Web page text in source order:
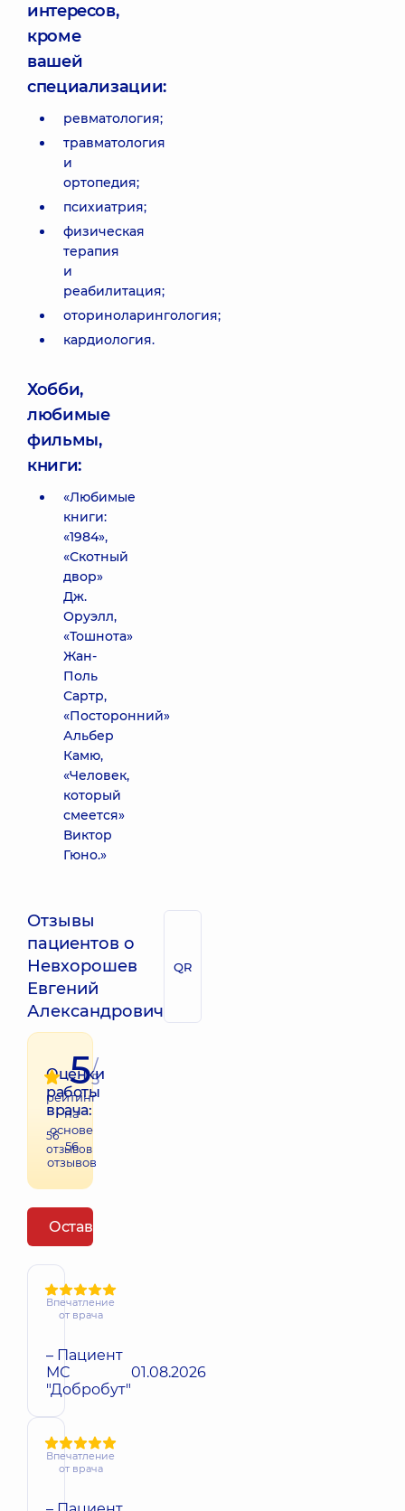
интересов,
кроме
вашей
специализации:
ревматология;
травматология
и
ортопедия;
психиатрия;
физическая
терапия
и
реабилитация;
оториноларингология;
кардиология.
Хобби,
любимые
фильмы,
книги:
«Любимые
книги:
«1984»,
«Скотный
двор»
Дж.
Оруэлл,
«Тошнота»
Жан-
Поль
Сартр,
«Посторонний»
Альбер
Камю,
«Человек,
который
смеется»
Виктор
Гюно.»
Отзывы
пациентов о
Невхорошев
Евгений
Александрович
QR
Оценки
работы
врача:
56
отзывов
5/
5
рейтинг
на
основе
56
отзывов
Оставить отзыв
Впечатление
от врача
– Пациент
МС
"Добробут"
01.08.2026
Впечатление
от врача